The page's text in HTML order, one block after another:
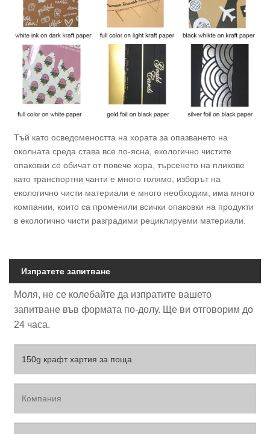
Тъй като осведомеността на хората за опазването на
околната среда става все по-ясна, екологично чистите
опаковки се обичат от повече хора, търсенето на пликове
като транспортни чанти е много голямо, изборът на
екологично чисти материали е много необходим, има много
компании, които са променили всички опаковки на продукти
в екологично чисти разградими рециклируеми материали.
Изпратете запитване
Моля, не се колебайте да изпратите вашето
запитване във формата по-долу. Ще ви отговорим до
24 часа.